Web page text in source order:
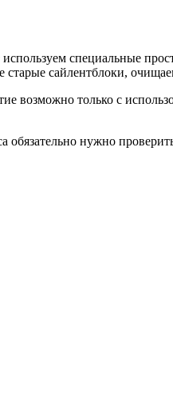
специальные
сайлентблоки,
возможно только с
нужно